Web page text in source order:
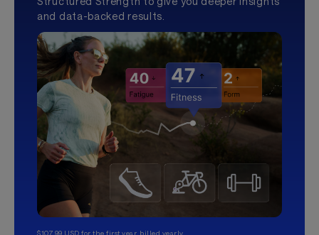
and data-backed results.
$107.99 USD for the first year, billed yearly.